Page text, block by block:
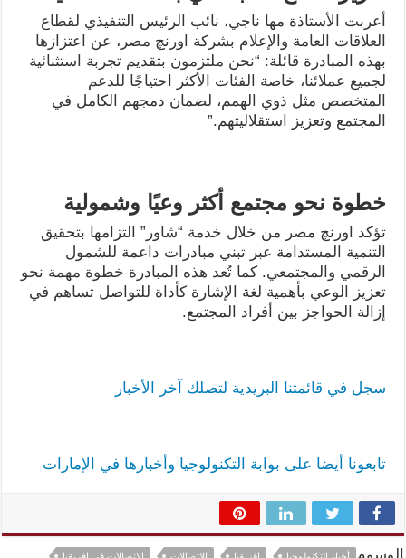
أعربت الأستاذة مها ناجي، نائب الرئيس التنفيذي لقطاع
العلاقات العامة والإعلام بشركة اورنچ مصر، عن اعتزازها
بهذه المبادرة قائلة: “نحن ملتزمون بتقديم تجربة استثنائية
لجميع عملائنا، خاصة الفئات الأكثر احتياجًا للدعم
المتخصص مثل ذوي الهمم، لضمان دمجهم الكامل في
المجتمع وتعزيز استقلاليتهم.”
خطوة نحو مجتمع أكثر وعيًا وشمولية
تؤكد اورنچ مصر من خلال خدمة “شاور” التزامها بتحقيق
التنمية المستدامة عبر تبني مبادرات داعمة للشمول
الرقمي والمجتمعي. كما تُعد هذه المبادرة خطوة مهمة نحو
تعزيز الوعي بأهمية لغة الإشارة كأداة للتواصل تساهم في
إزالة الحواجز بين أفراد المجتمع.
سجل في قائمتنا البريدية لتصلك آخر الأخبار
تابعونا أيضا على بوابة التكنولوجيا وأخبارها في الإمارات